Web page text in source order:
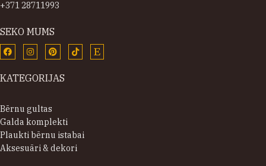
+371 28711993
SEKO MUMS
KATEGORIJAS
Bērnu gultas
Galda komplekti
Plaukti bērnu istabai
Aksesuāri & dekori